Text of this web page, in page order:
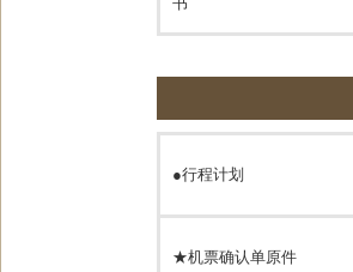
●行程计划
★机票确认单原件